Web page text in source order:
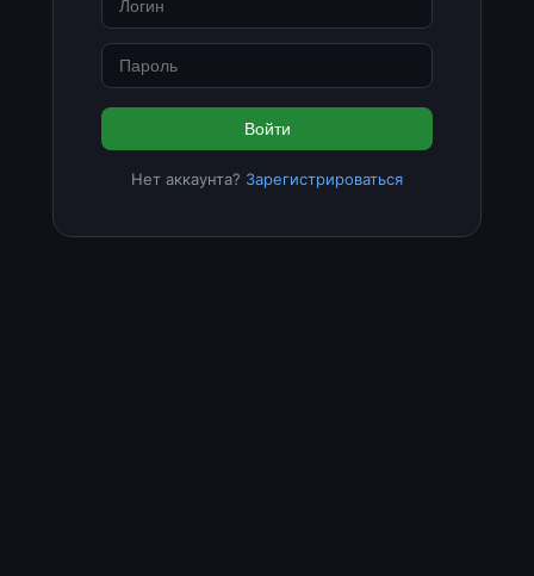
Войти
Нет аккаунта? Зарегистрироваться